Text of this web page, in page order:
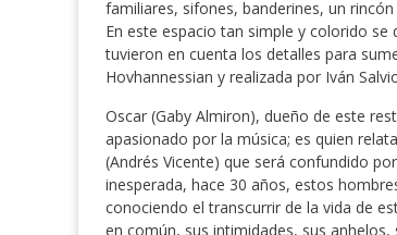
familiares, sifones, banderines, un
En este espacio tan simple y colorido
tuvieron en cuenta los detalles para
Hovhannessian y realizada por Iván
Oscar (Gaby Almiron), dueño de este
apasionado por la música; es quien
(Andrés Vicente) que será confundido
inesperada, hace 30 años, estos
conociendo el transcurrir de la vida de
en común, sus intimidades, sus